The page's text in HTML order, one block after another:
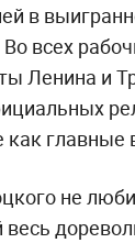
в
всех
Ленина и
как главные
не
весь